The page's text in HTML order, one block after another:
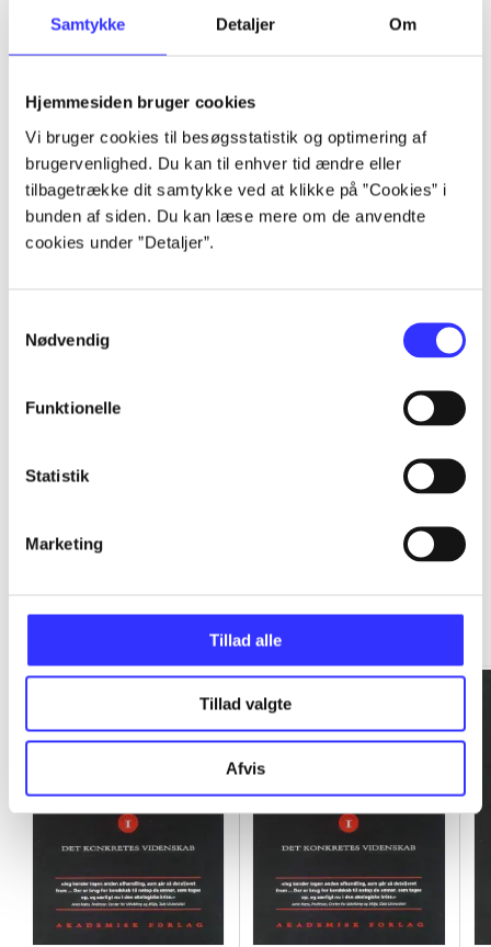
Samtykke Detaljer Om
Hjemmesiden bruger cookies
Vi bruger cookies til besøgsstatistik og optimering af
brugervenlighed. Du kan til enhver tid ændre eller
tilbagetrække dit samtykke ved at klikke på ”Cookies” i
bunden af siden. Du kan læse mere om de anvendte
cookies under ”Detaljer”.
Nødvendig
Funktionelle
Statistik
Marketing
Tillad alle
Tillad valgte
Afvis
Artikler
...
...
...
...
Gå til serien